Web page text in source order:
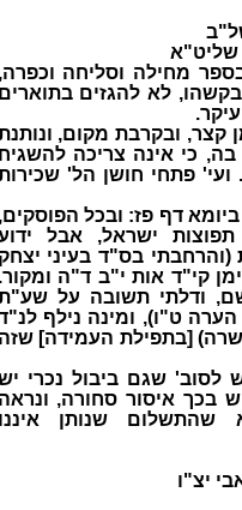
שליט"א
מחילה וסליחה וכפרה,
לא להגזים בתוארים
ובקרבת מקום,
כי אינה צריכה להשגיח
פתחי חושן הל'
דף פז: ובכל הפוסקים,
ישראל, אבל
בס"ד בעיני יצחק
קי"ד אות י"ב ד"ה ומקור.
ודלתי תשובה על
הערה ט"ו), ומינה נילף
[בתפילת העמידה] שזה
לסוב' שגם ביבול נכרי
בכך איסור סחורה, ונראה
שהתשלום שנותן איננו
יצ"ו